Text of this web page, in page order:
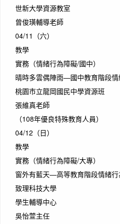
世新大學資源教室
曾俊璜輔導老師
04/11（六）
教學
實務（情緒行為障礙/國中）
晴時多雲偶陣雨—國中教育階段
桃園市立龍岡國民中學資源班
張維真老師
（108年優良特殊教育人員）
04/12（日）
教學
實務（情緒行為障礙/大專）
窗外有藍天—高等教育階段情緒
致理科技大學
學生輔導中心
吳怡萱主任